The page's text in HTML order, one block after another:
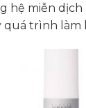
hệ miễn
quá trình làm